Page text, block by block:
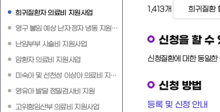
희귀질환자 의료비 지원사업
영구 불임 예상 난자·정자 냉동 지원사업
난임부부 시술비 지원사업
암환자 의료비 지원사업
미숙아 및 선천성 이상아 의료비 지원사업
영유아 발달 정밀검사비 지원
고위험임산부 의료비 지원사업
1,413개 희귀질환
신청을 할 수
신청질환에 대한 동일
신청 방법
등록 및 신청 안내